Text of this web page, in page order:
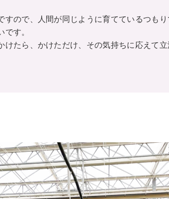
すので、人間が同じように育てているつも
です。
けたら、かけただけ、その気持ちに応えて